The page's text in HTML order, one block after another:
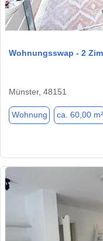
Wohnungsswap - 2
Münster, 48151
Wohnung ca. 60,00 m²